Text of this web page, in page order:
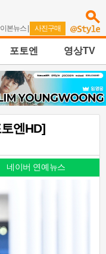
본뉴스 | 사진구매
포토엔 영상TV
엔HD]
네이버 연예뉴스